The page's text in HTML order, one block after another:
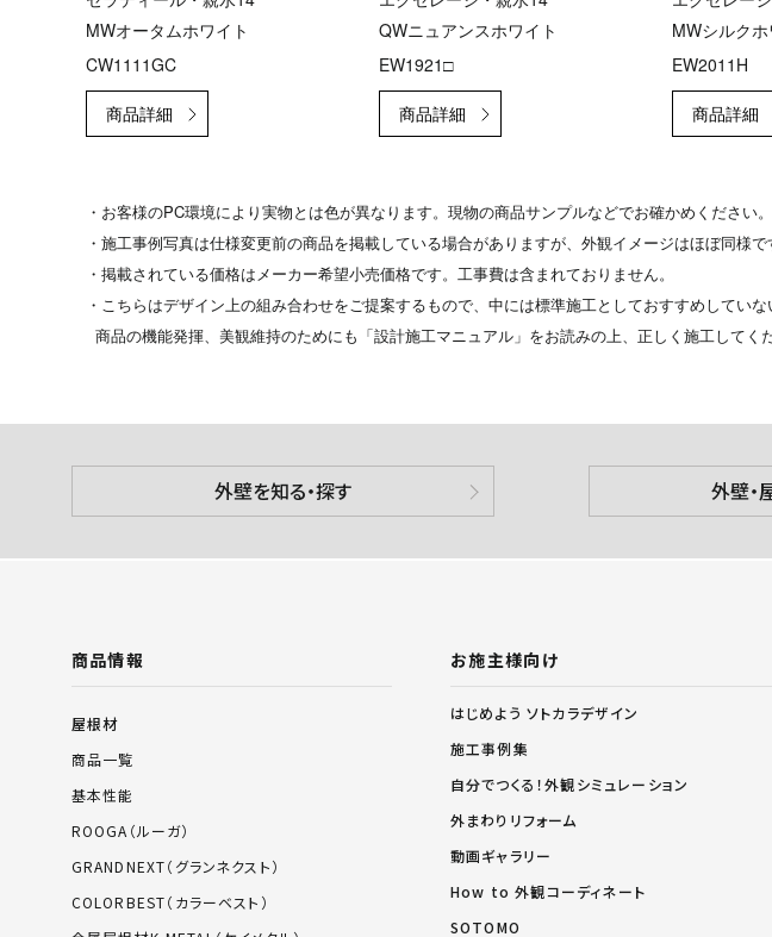
MWオータムホワイト
CW1111GC
QWニュアンスホワイト
EW1921□
MWシルクホ
EW2011H
・お客様のPC環境により実物とは色が異なります。現物の商品サンプルなどでお確かめください。
・施工事例写真は仕様変更前の商品を掲載している場合がありますが、外観イメージはほぼ同様で
・掲載されている価格はメーカー希望小売価格です。工事費は含まれておりません。
・こちらはデザイン上の組み合わせをご提案するもので、中には標準施工としておすすめしてい
商品の機能発揮、美観維持のためにも「設計施工マニュアル」をお読みの上、正しく施工してくだ
外壁を知る・探す 外壁・
商品情報
屋根材
商品一覧
基本性能
ROOGA（ルーガ）
GRANDNEXT（グランネクスト）
COLORBEST（カラーベスト）
お施主様向け
はじめよう ソトカラデザイン
施工事例集
自分でつくる！外観シミュレーション
外まわりリフォーム
動画ギャラリー
How to 外観コーディネート
SOTOMO